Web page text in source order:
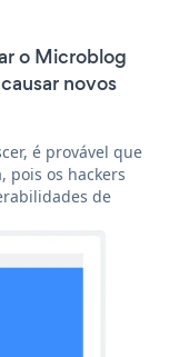
o Microblog
novos
é provável que
pois os hackers
de